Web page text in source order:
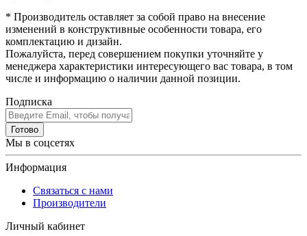
* Производитель оставляет за собой право на внесение
изменений в конструктивные особенности товара, его
комплектацию и дизайн.
Пожалуйста, перед совершением покупки уточняйте у
менеджера характеристики интересующего вас товара, в том
числе и информацию о наличии данной позиции.
Подписка
Готово
Мы в соцсетях
Информация
Связаться с нами
Производители
Личный кабинет